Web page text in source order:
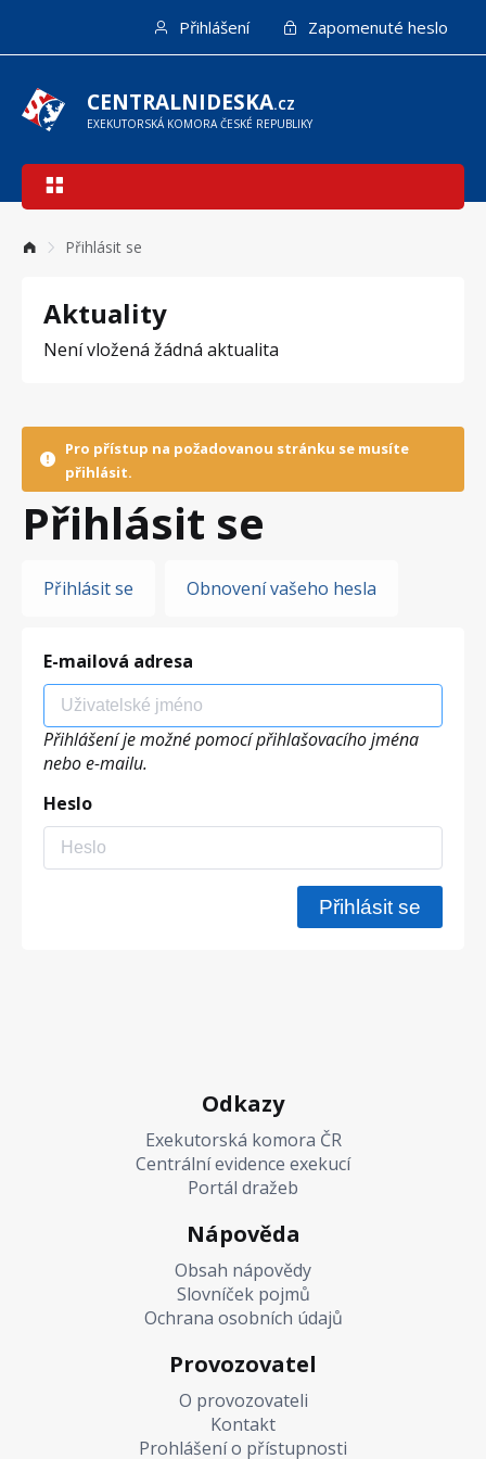
hlavnímu
obsahu
Přihlášení Zapomenuté heslo
CENTRALNIDESKA.CZ
EXEKUTORSKÁ KOMORA ČESKÉ REPUBLIKY
Hlavní
Přihlásit se
Aktuality
Není vložená žádná aktualita
Pro přístup na požadovanou stránku se musíte
přihlásit.
Přihlásit se
Hlavní
Přihlásit se Obnovení vašeho hesla
E-mailová adresa
Přihlášení je možné pomocí přihlašovacího jména
nebo e-mailu.
Heslo
Odkazy
Exekutorská komora ČR
Centrální evidence exekucí
Portál dražeb
Nápověda
Obsah nápovědy
Slovníček pojmů
Ochrana osobních údajů
Provozovatel
O provozovateli
Kontakt
Prohlášení o přístupnosti